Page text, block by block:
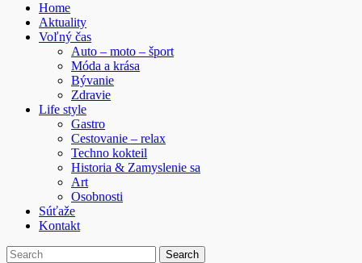
Home
Aktuality
Voľný čas
Auto – moto – šport
Móda a krása
Bývanie
Zdravie
Life style
Gastro
Cestovanie – relax
Techno kokteil
Historia & Zamyslenie sa
Art
Osobnosti
Súťaže
Kontakt